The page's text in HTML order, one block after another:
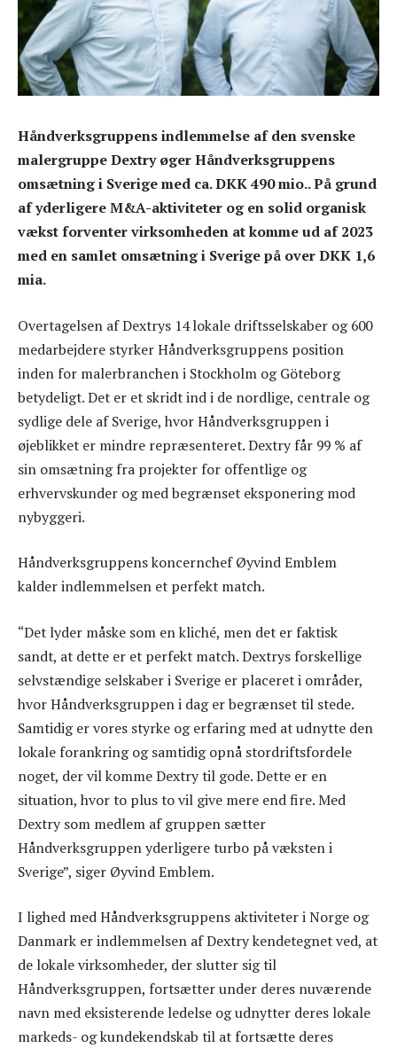
Håndverksgruppens indlemmelse af den svenske
malergruppe Dextry øger Håndverksgruppens
omsætning i Sverige med ca. DKK 490 mio.. På grund
af yderligere M&A-aktiviteter og en solid organisk
vækst forventer virksomheden at komme ud af 2023
med en samlet omsætning i Sverige på over DKK 1,6
mia.
Overtagelsen af Dextrys 14 lokale driftsselskaber og 600
medarbejdere styrker Håndverksgruppens position
inden for malerbranchen i Stockholm og Göteborg
betydeligt. Det er et skridt ind i de nordlige, centrale og
sydlige dele af Sverige, hvor Håndverksgruppen i
øjeblikket er mindre repræsenteret. Dextry får 99 % af
sin omsætning fra projekter for offentlige og
erhvervskunder og med begrænset eksponering mod
nybyggeri.
Håndverksgruppens koncernchef Øyvind Emblem
kalder indlemmelsen et perfekt match.
“Det lyder måske som en kliché, men det er faktisk
sandt, at dette er et perfekt match. Dextrys forskellige
selvstændige selskaber i Sverige er placeret i områder,
hvor Håndverksgruppen i dag er begrænset til stede.
Samtidig er vores styrke og erfaring med at udnytte den
lokale forankring og samtidig opnå stordriftsfordele
noget, der vil komme Dextry til gode. Dette er en
situation, hvor to plus to vil give mere end fire. Med
Dextry som medlem af gruppen sætter
Håndverksgruppen yderligere turbo på væksten i
Sverige”, siger Øyvind Emblem.
I lighed med Håndverksgruppens aktiviteter i Norge og
Danmark er indlemmelsen af Dextry kendetegnet ved, at
de lokale virksomheder, der slutter sig til
Håndverksgruppen, fortsætter under deres nuværende
navn med eksisterende ledelse og udnytter deres lokale
markeds- og kundekendskab til at fortsætte deres